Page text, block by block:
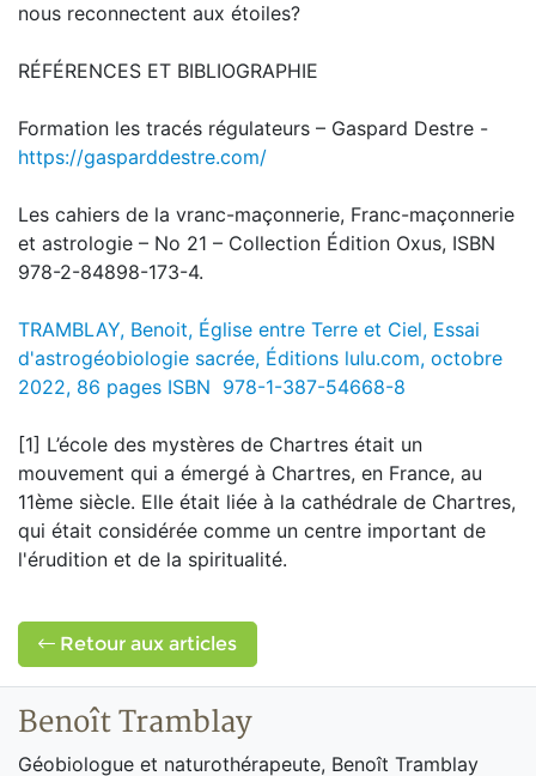
nous reconnectent aux étoiles?
RÉFÉRENCES ET BIBLIOGRAPHIE
Formation les tracés régulateurs – Gaspard Destre -
https://gasparddestre.com/
Les cahiers de la vranc-maçonnerie, Franc-maçonnerie
et astrologie – No 21 – Collection Édition Oxus, ISBN
978-2-84898-173-4.
TRAMBLAY, Benoit, Église entre Terre et Ciel, Essai
d'astrogéobiologie sacrée, Éditions lulu.com, octobre
2022, 86 pages ISBN 978-1-387-54668-8
[1] L’école des mystères de Chartres était un
mouvement qui a émergé à Chartres, en France, au
11ème siècle. Elle était liée à la cathédrale de Chartres,
qui était considérée comme un centre important de
l'érudition et de la spiritualité.
Retour aux articles
Benoît Tramblay
Géobiologue et naturothérapeute, Benoît Tramblay